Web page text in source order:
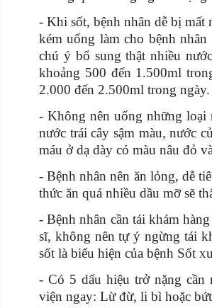
- Khi sốt, bệnh nhân dễ bị
kém uống làm cho bệnh
chú ý bổ sung thật nhiều
khoảng 500 đến 1.500ml
2.000 đến 2.500ml trong ngày.
- Không nên uống những loại
nước trái cây sậm màu, nước
máu ở dạ dày có màu nâu đỏ
- Bệnh nhân nên ăn lỏng, dễ
thức ăn quá nhiều dầu mỡ sẽ
- Bệnh nhân cần tái khám
sĩ, không nên tự ý ngừng tái
sốt là biểu hiện của bệnh Sốt
- Có 5 dấu hiệu trở nặng cần
viện ngay: Lừ đừ, li bì hoặc